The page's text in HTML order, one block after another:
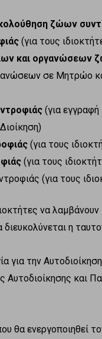
ζώων
(για τους
και οργανώσεων
σε Μητρώο
(για
(για τους
(για τους
(για τους
να
η
για την
Αυτοδιοίκησης και
θα ενεργοποιηθεί